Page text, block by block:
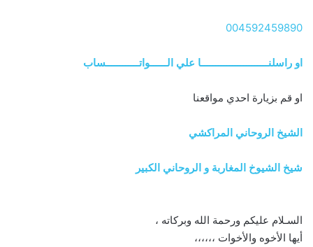
004592459890
او راسلنــــــــــــــــــــــــا علي الــــــواتــــــــــــساب
او قم بزيارة احدي مواقعنا
الشيخ الروحاني المراكشي
شيخ الشيوخ المغاربة و الروحاني الكبير
السـلام عليكم ورحمة الله وبركاته ،
أيها الأخوه والأخوات ،،،،،،